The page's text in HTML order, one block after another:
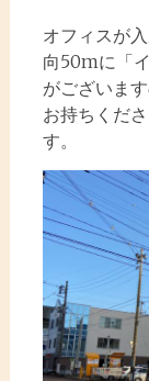
オフィスが
向50mに「
がございま
お持ちくだ
す。